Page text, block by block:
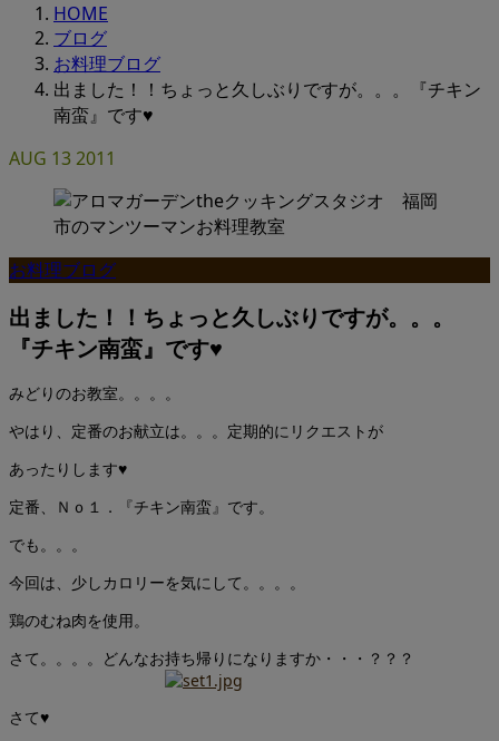
HOME
ブログ
お料理ブログ
出ました！！ちょっと久しぶりですが。。。『チキン
南蛮』です♥
AUG 132011
お料理ブログ
出ました！！ちょっと久しぶりですが。。。
『チキン南蛮』です♥
みどりのお教室。。。。
やはり、定番のお献立は。。。定期的にリクエストが
あったりします♥
定番、Ｎｏ１．『チキン南蛮』です。
でも。。。
今回は、少しカロリーを気にして。。。。
鶏のむね肉を使用。
さて。。。。どんなお持ち帰りになりますか・・・？？？
さて♥